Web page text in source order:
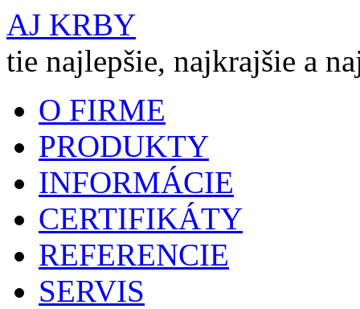
AJ KRBY
tie najlepšie, najkrajšie a
O FIRME
PRODUKTY
INFORMÁCIE
CERTIFIKÁTY
REFERENCIE
SERVIS